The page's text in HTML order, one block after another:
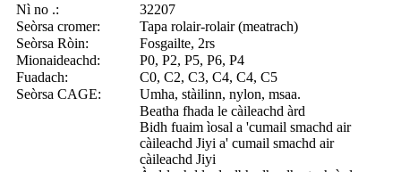
Nì no .:
32207
Seòrsa cromer:
Tapa rolair-rolair (meatrach)
Seòrsa Ròin:
Fosgailte, 2rs
Mionaideachd:
P0, P2, P5, P6, P4
Fuadach:
C0, C2, C3, C4, C4, C5
Seòrsa CAGE:
Umha, stàilinn, nylon, msaa.
Beatha fhada le càileachd àrd
Bidh fuaim ìosal a 'cumail smachd air
càileachd Jiyi a' cumail smachd air
càileachd Jiyi